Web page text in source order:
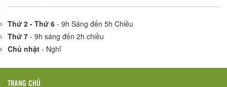
Thứ 2 - Thứ 6 - 9h Sáng đến 5h Chiều
Thứ 7 - 9h sáng đến 2h chiều
Chủ nhật - Nghỉ
TRANG CHỦ